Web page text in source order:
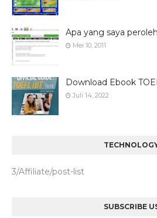
Apa yang saya
Mei 10, 2011
Download Ebook
Juli 14, 2022
3/Affiliate/post-list
SUBSCRIBE